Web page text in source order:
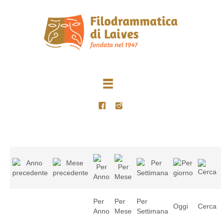
Per
Anno
Per
Mese
Per
Settimana
Oggi Cerca